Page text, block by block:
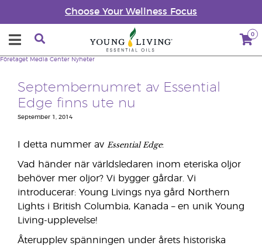
Choose Your Wellness Focus
0
Företaget Media Center Nyheter
Septembernumret av Essential
Edge finns ute nu
September 1, 2014
I detta nummer av Essential Edge:
Vad händer när världsledaren inom eteriska oljor
behöver mer oljor? Vi bygger gårdar. Vi
introducerar: Young Livings nya gård Northern
Lights i British Columbia, Kanada – en unik Young
Living-upplevelse!
Återupplev spänningen under årets historiska